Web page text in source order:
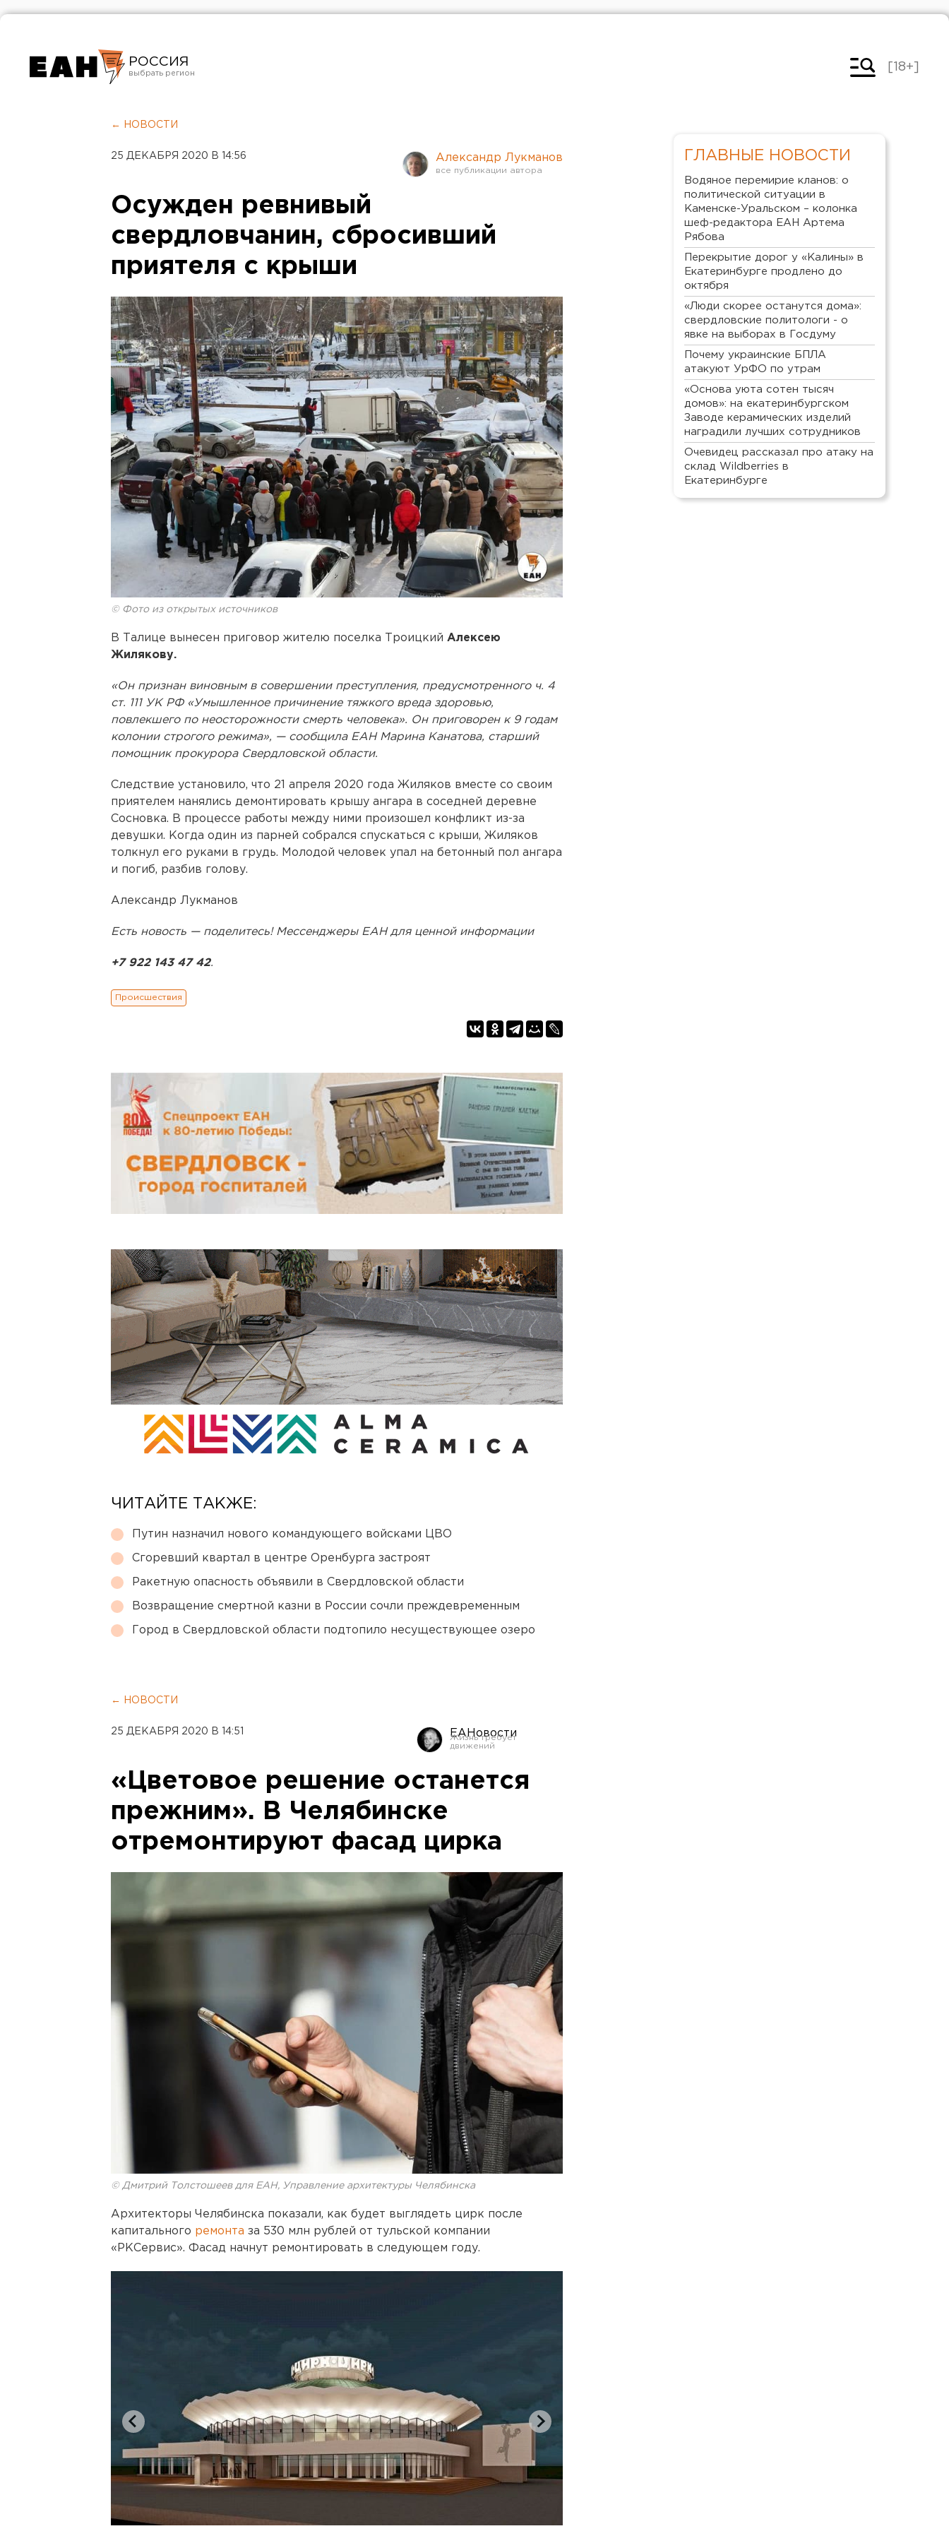
РОССИЯ
Челябинск
[18+]
← НОВОСТИ
25 ДЕКАБРЯ 2020 В 14:56 Александр Лукманов
Осужден ревнивый
свердловчанин, сбросивший
приятеля с крыши
© Фото из открытых источников
В Талице вынесен приговор жителю поселка Троицкий Алексею
Жилякову.
«Он признан виновным в совершении преступления, предусмотренного ч. 4
ст. 111 УК РФ «Умышленное причинение тяжкого вреда здоровью,
повлекшего по неосторожности смерть человека». Он приговорен к 9 годам
колонии строгого режима», — сообщила ЕАН Марина Канатова, старший
помощник прокурора Свердловской области.
Следствие установило, что 21 апреля 2020 года Жиляков вместе со своим
приятелем нанялись демонтировать крышу ангара в соседней деревне
Сосновка. В процессе работы между ними произошел конфликт из-за
девушки. Когда один из парней собрался спускаться с крыши, Жиляков
толкнул его руками в грудь. Молодой человек упал на бетонный пол ангара
и погиб, разбив голову.
Александр Лукманов
Есть новость — поделитесь! Мессенджеры ЕАН для ценной информации
+7 922 143 47 42.
Происшествия
ЧИТАЙТЕ ТАКЖЕ:
Путин назначил нового командующего войсками ЦВО
Сгоревший квартал в центре Оренбурга застроят
Ракетную опасность объявили в Свердловской области
Возвращение смертной казни в России сочли преждевременным
Город в Свердловской области подтопило несуществующее озеро
← НОВОСТИ
25 ДЕКАБРЯ 2020 В 14:51 ЕАНовости
«Цветовое решение останется
прежним». В Челябинске
отремонтируют фасад цирка
© Дмитрий Толстошеев для ЕАН, Управление архитектуры Челябинска
Архитекторы Челябинска показали, как будет выглядеть цирк после
капитального ремонта за 530 млн рублей от тульской компании
«РКСервис». Фасад начнут ремонтировать в следующем году.
ГЛАВНЫЕ НОВОСТИ
Водяное перемирие кланов: о
политической ситуации в
Каменске-Уральском – колонка
шеф-редактора ЕАН Артема
Рябова
Перекрытие дорог у «Калины» в
Екатеринбурге продлено до
октября
«Люди скорее останутся дома»:
свердловские политологи - о
явке на выборах в Госдуму
Почему украинские БПЛА
атакуют УрФО по утрам
«Основа уюта сотен тысяч
домов»: на екатеринбургском
Заводе керамических изделий
наградили лучших сотрудников
Очевидец рассказал про атаку на
склад Wildberries в
Екатеринбурге